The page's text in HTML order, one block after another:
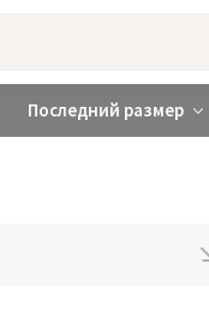
Последний размер